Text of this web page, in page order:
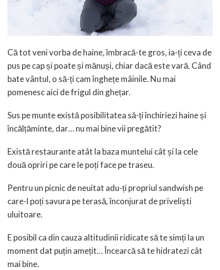
Că tot veni vorba de haine, îmbracă-te gros, ia-ți ceva de
pus pe cap și poate și mănuși, chiar dacă este vară. Când
bate vântul, o să-ți cam înghețe mâinile. Nu mai
pomenesc aici de frigul din ghețar.
Sus pe munte există posibilitatea să-ți închiriezi haine și
încălțăminte, dar… nu mai bine vii pregătit?
Există restaurante atât la baza muntelui cât și la cele
două opriri pe care le poți face pe traseu.
Pentru un picnic de neuitat adu-ți propriul sandwish pe
care-l poți savura pe terasă, înconjurat de priveliști
uluitoare.
E posibil ca din cauza altitudinii ridicate să te simți la un
moment dat puțin amețit… Încearcă să te hidratezi cât
mai bine.